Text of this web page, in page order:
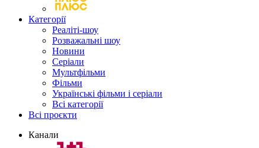
Категорії
Реаліті-шоу
Розважальні шоу
Новини
Серіали
Мультфільми
Фільми
Українські фільми і серіали
Всі категорії
Всі проєкти
Канали